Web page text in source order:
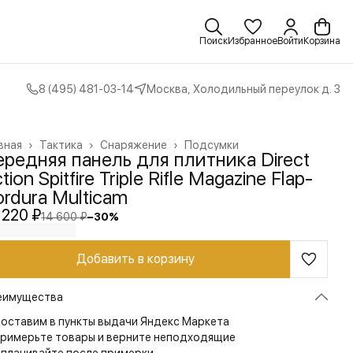
ПоискИзбранноеВойти Корзина
8 (495) 481-03-14 Москва, Холодильный переулок д. 3
Подсумки
Снаряжение ›
Тактика ›
›
панель для плитника Direct
Spitfire Triple Rifle Magazine Flap-
Multicam
₽14 600 ₽−30%
Добавить в корзину
в пункты выдачи Яндекс Маркета
товары и верните неподходящие